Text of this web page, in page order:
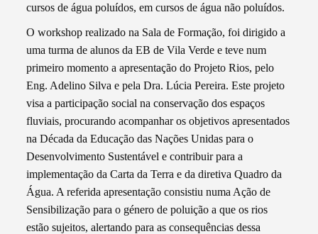
cursos de água poluídos, em cursos de água não poluídos.
O workshop realizado na Sala de Formação, foi dirigido a
uma turma de alunos da EB de Vila Verde e teve num
primeiro momento a apresentação do Projeto Rios, pelo
Eng. Adelino Silva e pela Dra. Lúcia Pereira. Este projeto
visa a participação social na conservação dos espaços
fluviais, procurando acompanhar os objetivos apresentados
na Década da Educação das Nações Unidas para o
Desenvolvimento Sustentável e contribuir para a
implementação da Carta da Terra e da diretiva Quadro da
Água. A referida apresentação consistiu numa Ação de
Sensibilização para o género de poluição a que os rios
estão sujeitos, alertando para as consequências dessa